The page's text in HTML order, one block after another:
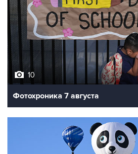
10
Фотохроника 7 августа